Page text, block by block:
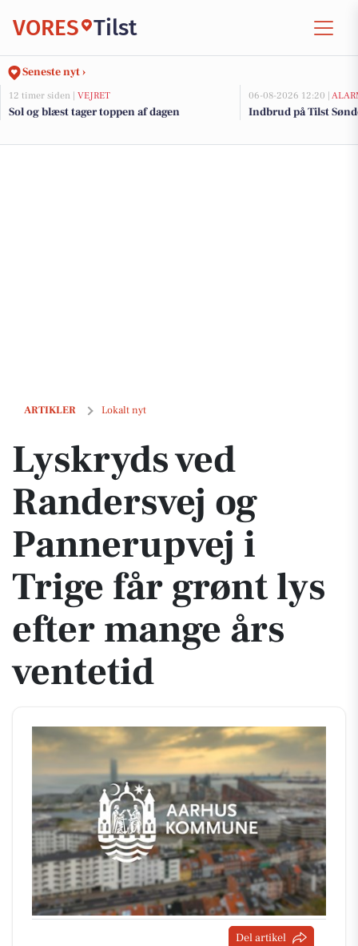
VORES Tilst
Seneste nyt ›
12 timer siden | VEJRET
Sol og blæst tager toppen af dagen
06-08-2026 12:20 |
Indbrud på Tilst
ARTIKLER Lokalt nyt
Lyskryds ved Randersvej og Pannerupvej i Trige får grønt lys efter
Lyskryds ved
Randersvej og
Pannerupvej i
Trige får grønt lys
efter mange års
ventetid
Del artikel